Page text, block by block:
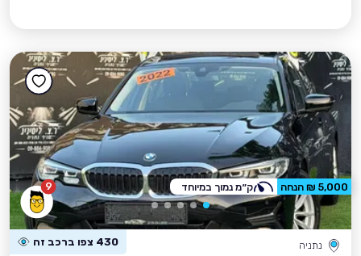
9
נתניה 430 צפו ברכב זה
5,000 ₪ הנחה ק״מ נמוך במיוחד